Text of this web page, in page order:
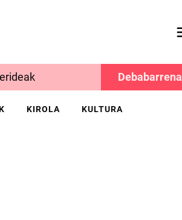
Debabarrena
KIROLA KULTURA